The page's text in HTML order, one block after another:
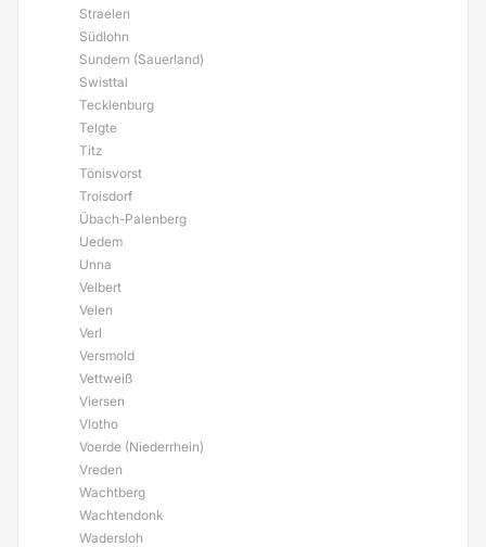
Straelen
Südlohn
Sundern (Sauerland)
Swisttal
Tecklenburg
Telgte
Titz
Tönisvorst
Troisdorf
Übach-Palenberg
Uedem
Unna
Velbert
Velen
Verl
Versmold
Vettweiß
Viersen
Vlotho
Voerde (Niederrhein)
Vreden
Wachtberg
Wachtendonk
Wadersloh